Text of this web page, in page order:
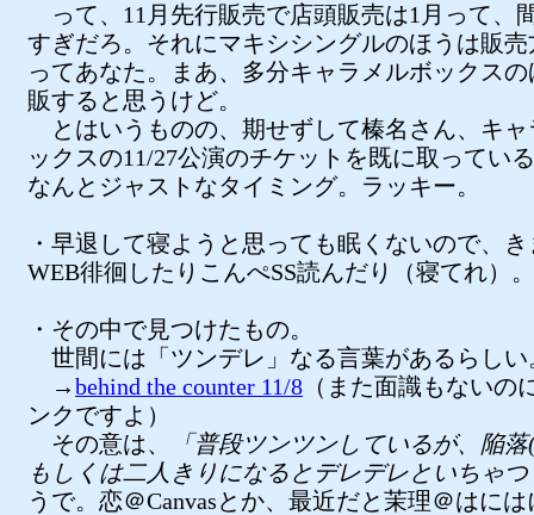
って、11月先行販売で店頭販売は1月って、
すぎだろ。それにマキシシングルのほうは販
ってあなた。まあ、多分キャラメルボックス
販すると思うけど。
とはいうものの、期せずして榛名さん、キャ
ックスの11/27公演のチケットを既に取ってい
なんとジャストなタイミング。ラッキー。
・早退して寝ようと思っても眠くないので、
WEB徘徊したりこんぺSS読んだり（寝てれ）。
・その中で見つけたもの。
世間には「ツンデレ」なる言葉があるらしい
→behind the counter 11/8 （また面識もないの
ンクですよ）
その意は、
「普段ツンツンしているが、陥
もしくは二人きりになるとデレデレといちゃつ
うで。恋＠Canvasとか、最近だと茉理＠はに